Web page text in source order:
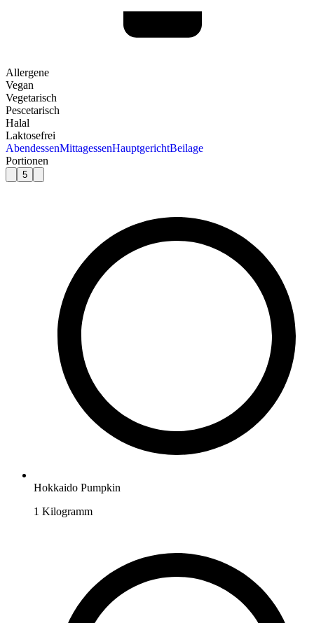
Allergene
Vegan
Vegetarisch
Pescetarisch
Halal
Laktosefrei
AbendessenMittagessenHauptgerichtBeilage
Portionen
5
Hokkaido Pumpkin
1 Kilogramm